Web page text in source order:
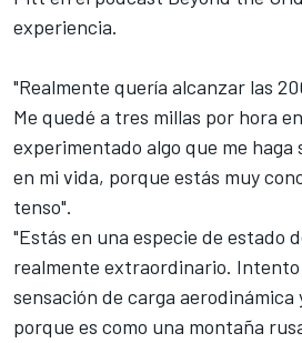
experiencia.
"Realmente quería alcanzar las
Me quedé a tres millas por hora
experimentado algo que me
en mi vida, porque estás muy
tenso".
"Estás en una especie de estado
realmente extraordinario.
sensación de carga aerodinámica
porque es como una montaña